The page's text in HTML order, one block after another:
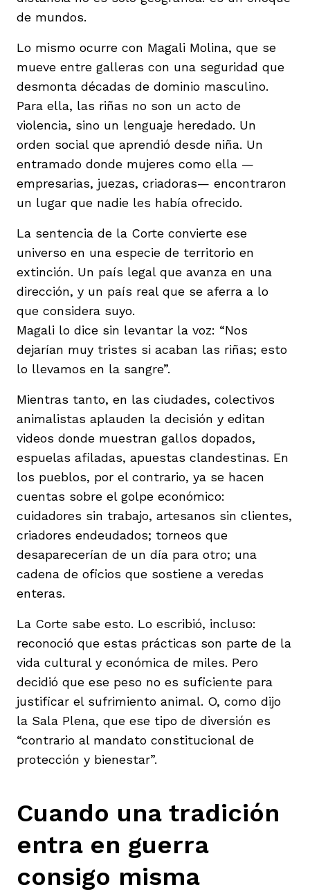
de mundos.
Lo mismo ocurre con Magali Molina, que se
mueve entre galleras con una seguridad que
desmonta décadas de dominio masculino.
Para ella, las riñas no son un acto de
violencia, sino un lenguaje heredado. Un
orden social que aprendió desde niña. Un
entramado donde mujeres como ella —
empresarias, juezas, criadoras— encontraron
un lugar que nadie les había ofrecido.
La sentencia de la Corte convierte ese
universo en una especie de territorio en
extinción. Un país legal que avanza en una
dirección, y un país real que se aferra a lo
que considera suyo.
Magali lo dice sin levantar la voz: “Nos
dejarían muy tristes si acaban las riñas; esto
lo llevamos en la sangre”.
Mientras tanto, en las ciudades, colectivos
animalistas aplauden la decisión y editan
videos donde muestran gallos dopados,
espuelas afiladas, apuestas clandestinas. En
los pueblos, por el contrario, ya se hacen
cuentas sobre el golpe económico:
cuidadores sin trabajo, artesanos sin clientes,
criadores endeudados; torneos que
desaparecerían de un día para otro; una
cadena de oficios que sostiene a veredas
enteras.
La Corte sabe esto. Lo escribió, incluso:
reconoció que estas prácticas son parte de la
vida cultural y económica de miles. Pero
decidió que ese peso no es suficiente para
justificar el sufrimiento animal. O, como dijo
la Sala Plena, que ese tipo de diversión es
“contrario al mandato constitucional de
protección y bienestar”.
Cuando una tradición
entra en guerra
consigo misma